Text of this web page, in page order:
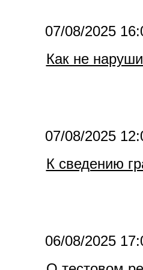
07/08/2025
Как не
07/08/2025
К сведению
06/08/2025